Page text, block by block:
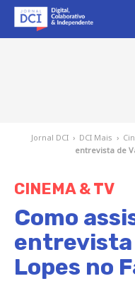
Jornal DCI › DCI Mais ›
entrevista de
CINEMA & TV
Como
entrevista
Lopes no